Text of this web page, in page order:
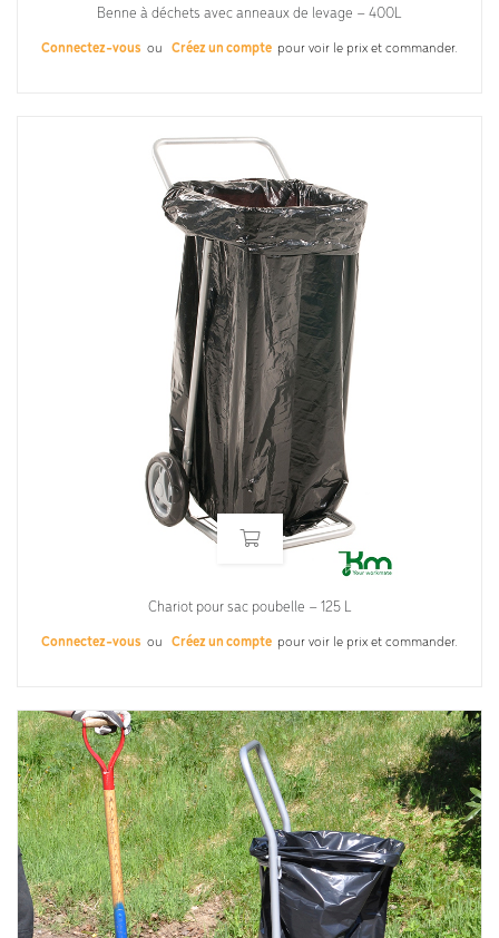
Benne à déchets avec anneaux de levage – 400L
Connectez-vous ou Créez un compte pour voir le prix et commander.
Chariot pour sac poubelle – 125 L
Connectez-vous ou Créez un compte pour voir le prix et commander.